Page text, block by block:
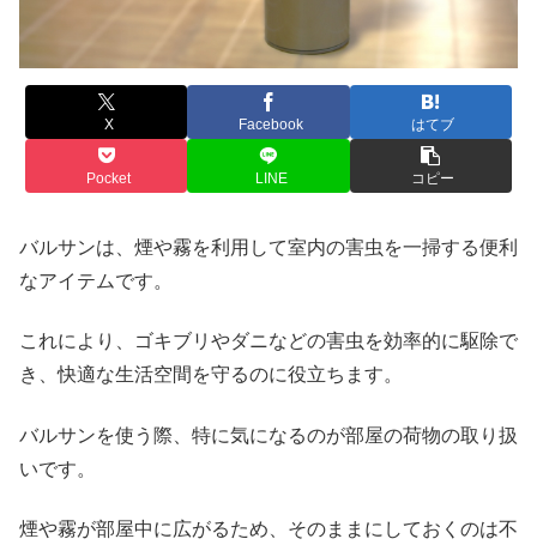
X Facebook はてブ
Pocket LINE コピー
バルサンは、煙や霧を利用して室内の害虫を一掃する便利
なアイテムです。
これにより、ゴキブリやダニなどの害虫を効率的に駆除で
き、快適な生活空間を守るのに役立ちます。
バルサンを使う際、特に気になるのが部屋の荷物の取り扱
いです。
煙や霧が部屋中に広がるため、そのままにしておくのは不